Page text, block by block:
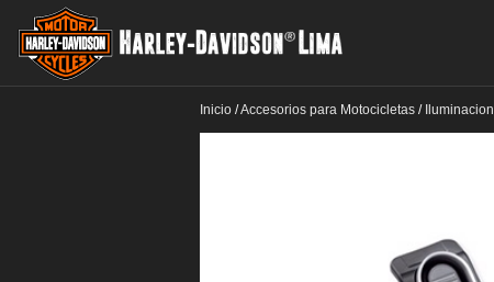
Inicio /Accesorios para Motocicletas / Iluminacion